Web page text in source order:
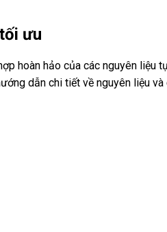
ưu
hoàn hảo của các nguyên liệu
dẫn chi tiết về nguyên liệu